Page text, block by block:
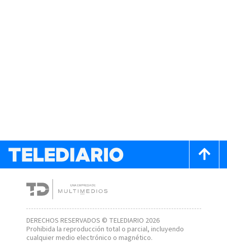
DERECHOS RESERVADOS © TELEDIARIO 2026
Prohibida la reproducción total o parcial, incluyendo
cualquier medio electrónico o magnético.